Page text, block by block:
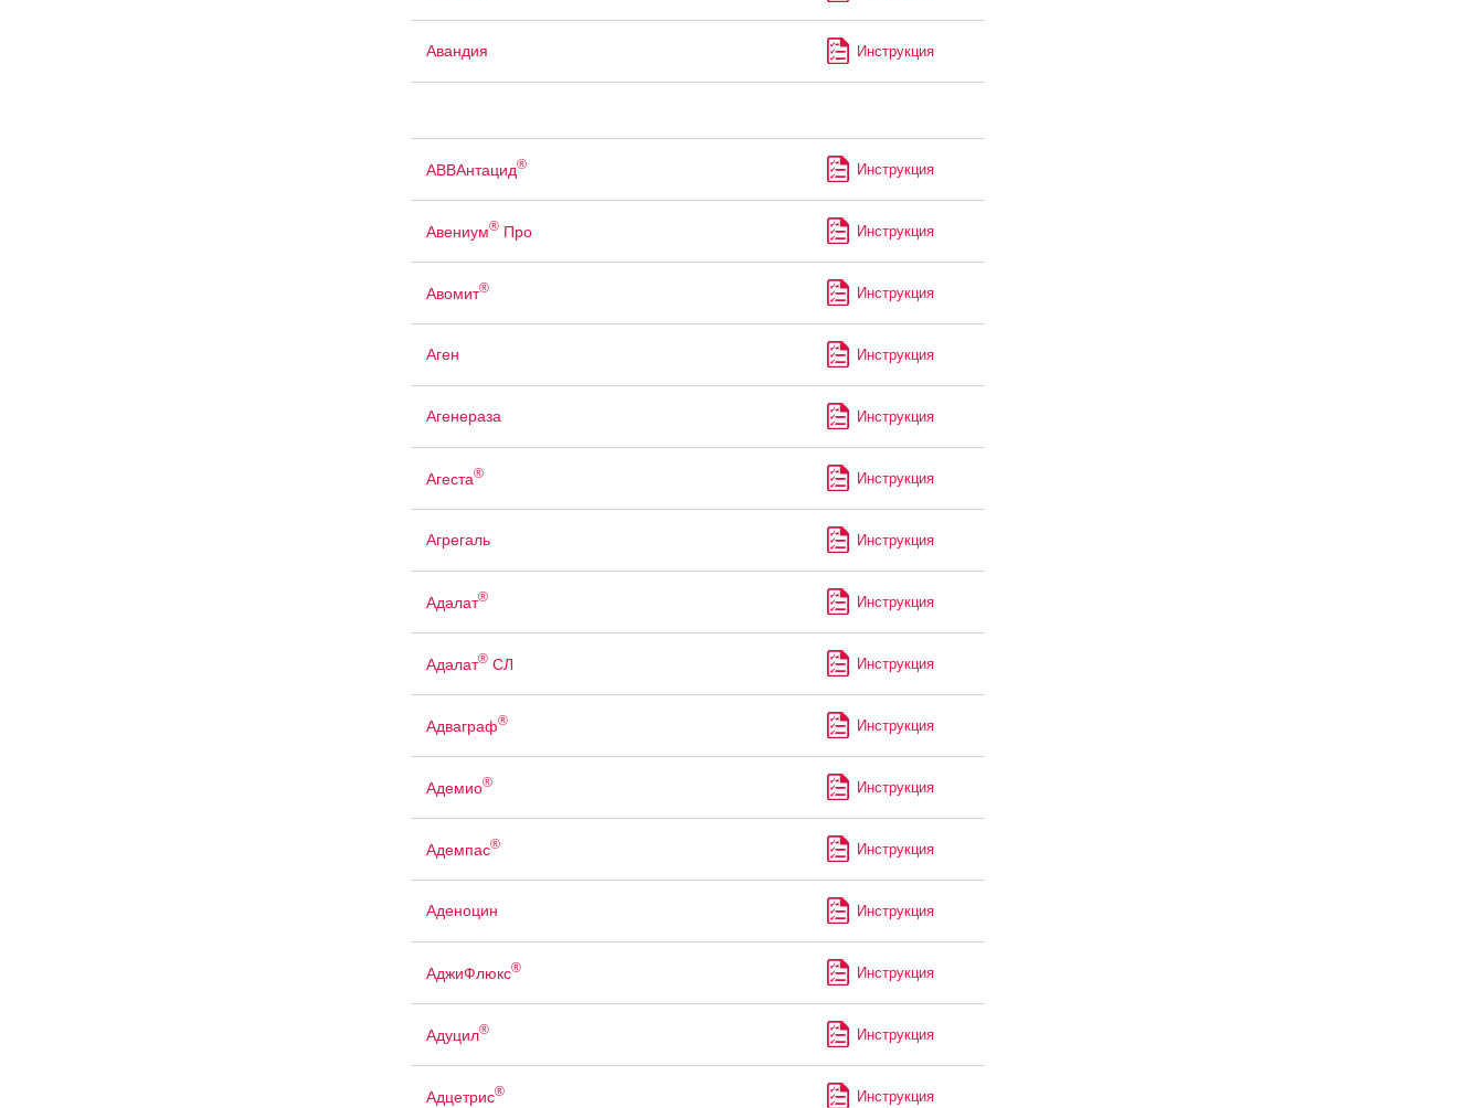
Авандия Инструкция
АВВАнтацид® Инструкция
Авениум®Про Инструкция
Авомит® Инструкция
Аген Инструкция
Агенераза Инструкция
Агеста® Инструкция
Агрегаль Инструкция
Адалат® Инструкция
Адалат®СЛ Инструкция
Адваграф® Инструкция
Адемио® Инструкция
Адемпас® Инструкция
Аденоцин Инструкция
АджиФлюкс® Инструкция
Адуцил® Инструкция
Адцетрис® Инструкция